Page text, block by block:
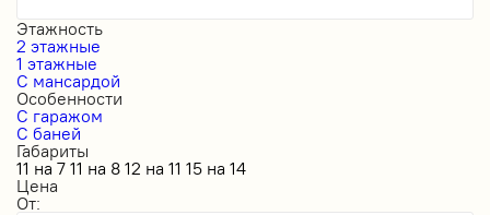
Этажность
2 этажные
1 этажные
С мансардой
Особенности
С гаражом
С баней
Габариты
11 на 7 11 на 8 12 на 11 15 на 14
Цена
От: